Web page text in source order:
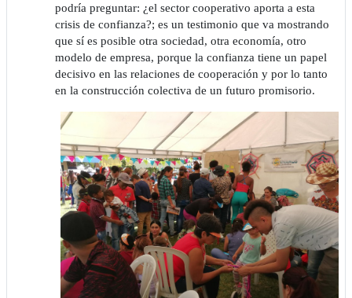
podría preguntar: ¿el sector cooperativo aporta a esta
crisis de confianza?; es un testimonio que va mostrando
que sí es posible otra sociedad, otra economía, otro
modelo de empresa, porque la confianza tiene un papel
decisivo en las relaciones de cooperación y por lo tanto
en la construcción colectiva de un futuro promisorio.